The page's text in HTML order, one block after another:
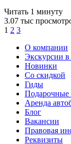
Читать 1 минуту
3.07 тыс
1 2 3
О компании
Экскурсии
Новинки
Со скидкой
Гиды
Подарочные
Аренда
Блог
Вакансии
Правовая
Реквизиты